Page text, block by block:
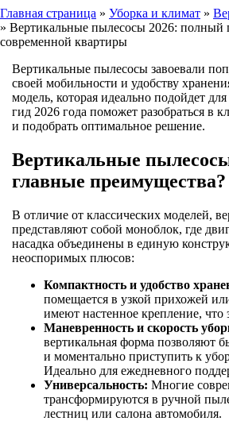
Главная страница » Уборка и климат »
» Вертикальные пылесосы 2026: полный
современной квартиры
Вертикальные пылесосы завоевали
своей мобильности и удобству
модель, которая идеально подойдет
гид 2026 года поможет разобраться в
и подобрать оптимальное решение.
Вертикальные
главные преимущества?
В отличие от классических моделей,
представляют собой моноблок, где
насадка объединены в единую
неоспоримых плюсов:
Компактность и удобство
помещается в узкой прихожей
имеют настенное крепление, что
Маневренность и скорость
вертикальная форма позволяют
и моментально приступить к
Идеально для ежедневного
Универсальность: Многие
трансформируются в ручной
лестниц или салона автомобиля.